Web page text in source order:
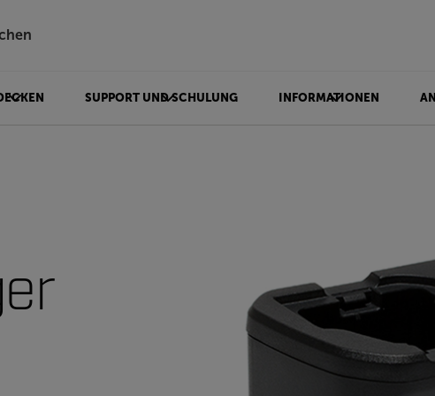
SUPPORT UND SCHULUNG INFORMATIONEN